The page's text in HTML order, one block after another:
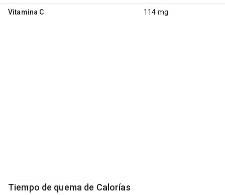
Vitamina C 114 mg
Tiempo de quema de Calorías